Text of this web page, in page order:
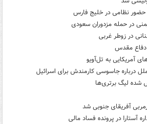
حضور نظامی در خلیج فارس
دفاع مقدس
آمریکایی به تل‌آویو
درباره جاسوسی کارمندش برای اسرائیل
شده لیگ برتری‌ها
آفریقای جنوبی شد
آستارا در پرونده فساد مالی